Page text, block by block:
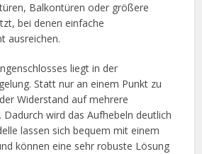
Balkontüren oder größere
bei denen einfache
ausreichen.
liegt in der
Statt nur an einem Punkt zu
Widerstand auf mehrere
Dadurch wird das Aufhebeln deutlich
lassen sich bequem mit einem
können eine sehr robuste Lösung